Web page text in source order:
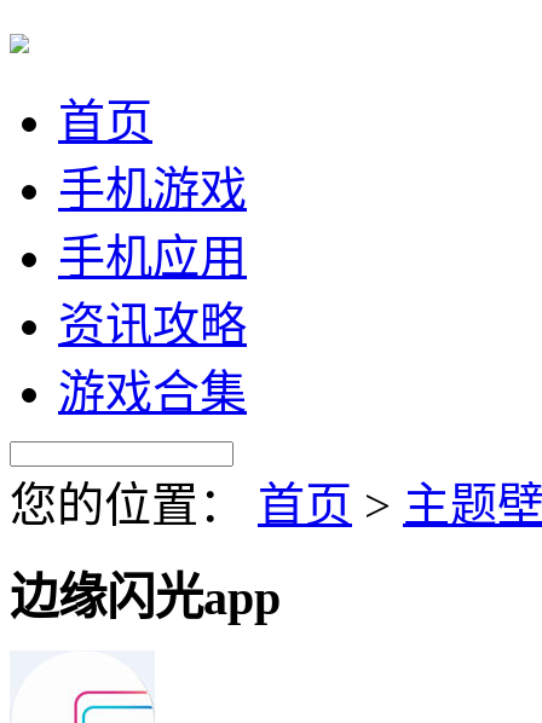
首页
手机游戏
手机应用
资讯攻略
游戏合集
您的位置： 首页 > 主题
边缘闪光app